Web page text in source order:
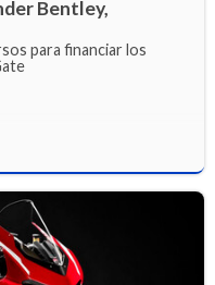
Bentley,
para financiar los